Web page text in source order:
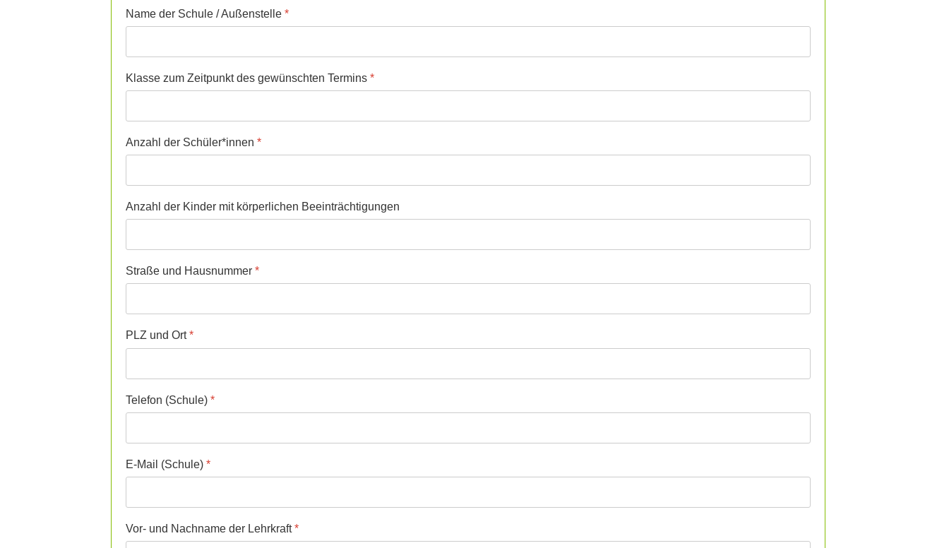
Name der Schule / Außenstelle *
Klasse zum Zeitpunkt des gewünschten Termins *
Anzahl der Schüler*innen *
Anzahl der Kinder mit körperlichen Beeinträchtigungen
Straße und Hausnummer *
PLZ und Ort*
Telefon (Schule) *
E-Mail (Schule) *
Vor- und Nachname der Lehrkraft*